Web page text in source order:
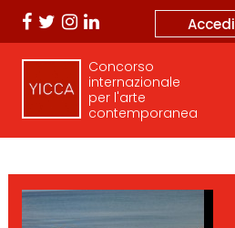
Accedi
Concorso
internazionale
per l'arte
contemporanea